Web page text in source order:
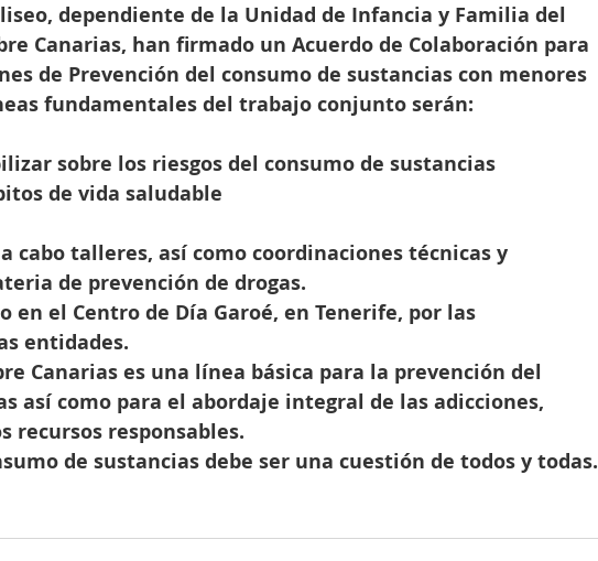
dependiente de la Unidad de Infancia y Familia del
Canarias, han firmado un Acuerdo de Colaboración para
de Prevención del consumo de sustancias con menores
fundamentales del trabajo conjunto serán:
sobre los riesgos del consumo de sustancias
de vida saludable
cabo talleres, así como coordinaciones técnicas y
de prevención de drogas.
en el Centro de Día Garoé, en Tenerife, por las
entidades.
Canarias es una línea básica para la prevención del
así como para el abordaje integral de las adicciones,
recursos responsables.
de sustancias debe ser una cuestión de todos y todas.